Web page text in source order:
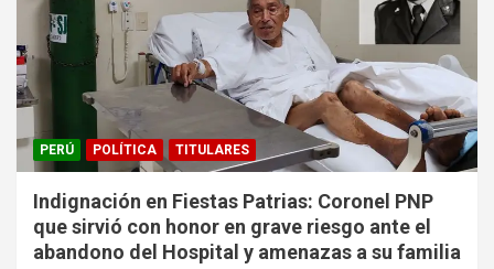
PERÚ POLÍTICA TITULARES
Indignación en Fiestas Patrias: Coronel PNP
que sirvió con honor en grave riesgo ante el
abandono del Hospital y amenazas a su familia